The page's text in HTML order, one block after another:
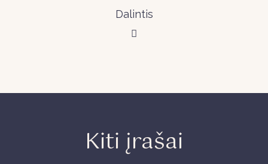
Dalintis
Kiti įrašai